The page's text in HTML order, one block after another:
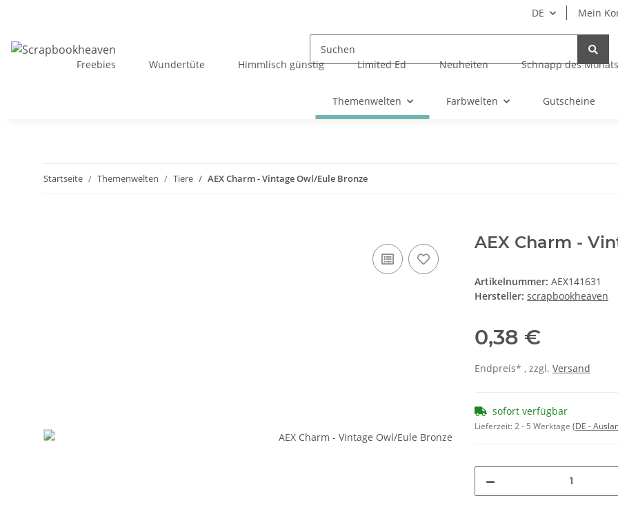
DE Mein
Freebies
Wundertüte Himmlisch günstig Limited Ed Neuheiten Schnapp des Monats
Themenwelten Farbwelten Gutscheine
Startseite Themenwelten Tiere AEX Charm - Vintage Owl/Eule Bronze
AEX Charm -
Artikelnummer: AEX141631
Hersteller: scrapbookheaven
0,38 €
Endpreis* , zzgl. Versand
sofort verfügbar
Lieferzeit:2 - 5 Werktage (DE -